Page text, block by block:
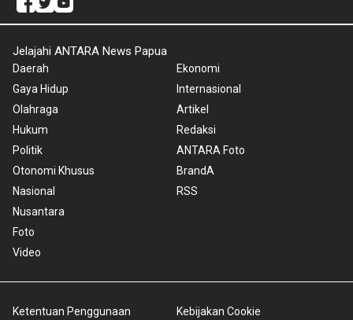
Jelajahi ANTARA News Papua
Daerah
Gaya Hidup
Olahraga
Hukum
Politik
Otonomi Khusus
Nasional
Nusantara
Foto
Video
Ekonomi
Internasional
Artikel
Redaksi
ANTARA Foto
BrandA
RSS
Ketentuan Penggunaan Kebijakan Cookie